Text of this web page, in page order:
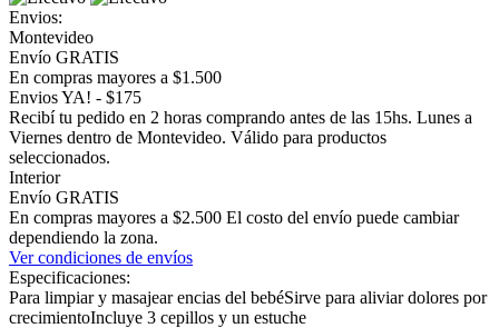
Envios:
Montevideo
Envío GRATIS
En compras mayores a $1.500
Envios YA! - $175
Recibí tu pedido en 2 horas comprando antes de las 15hs. Lunes a
Viernes dentro de Montevideo. Válido para productos
seleccionados.
Interior
Envío GRATIS
En compras mayores a $2.500 El costo del envío puede cambiar
dependiendo la zona.
Ver condiciones de envíos
Especificaciones:
Para limpiar y masajear encias del bebéSirve para aliviar dolores por
crecimientoIncluye 3 cepillos y un estuche